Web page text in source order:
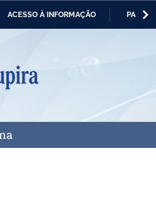
ACESSO À INFORMAÇÃO